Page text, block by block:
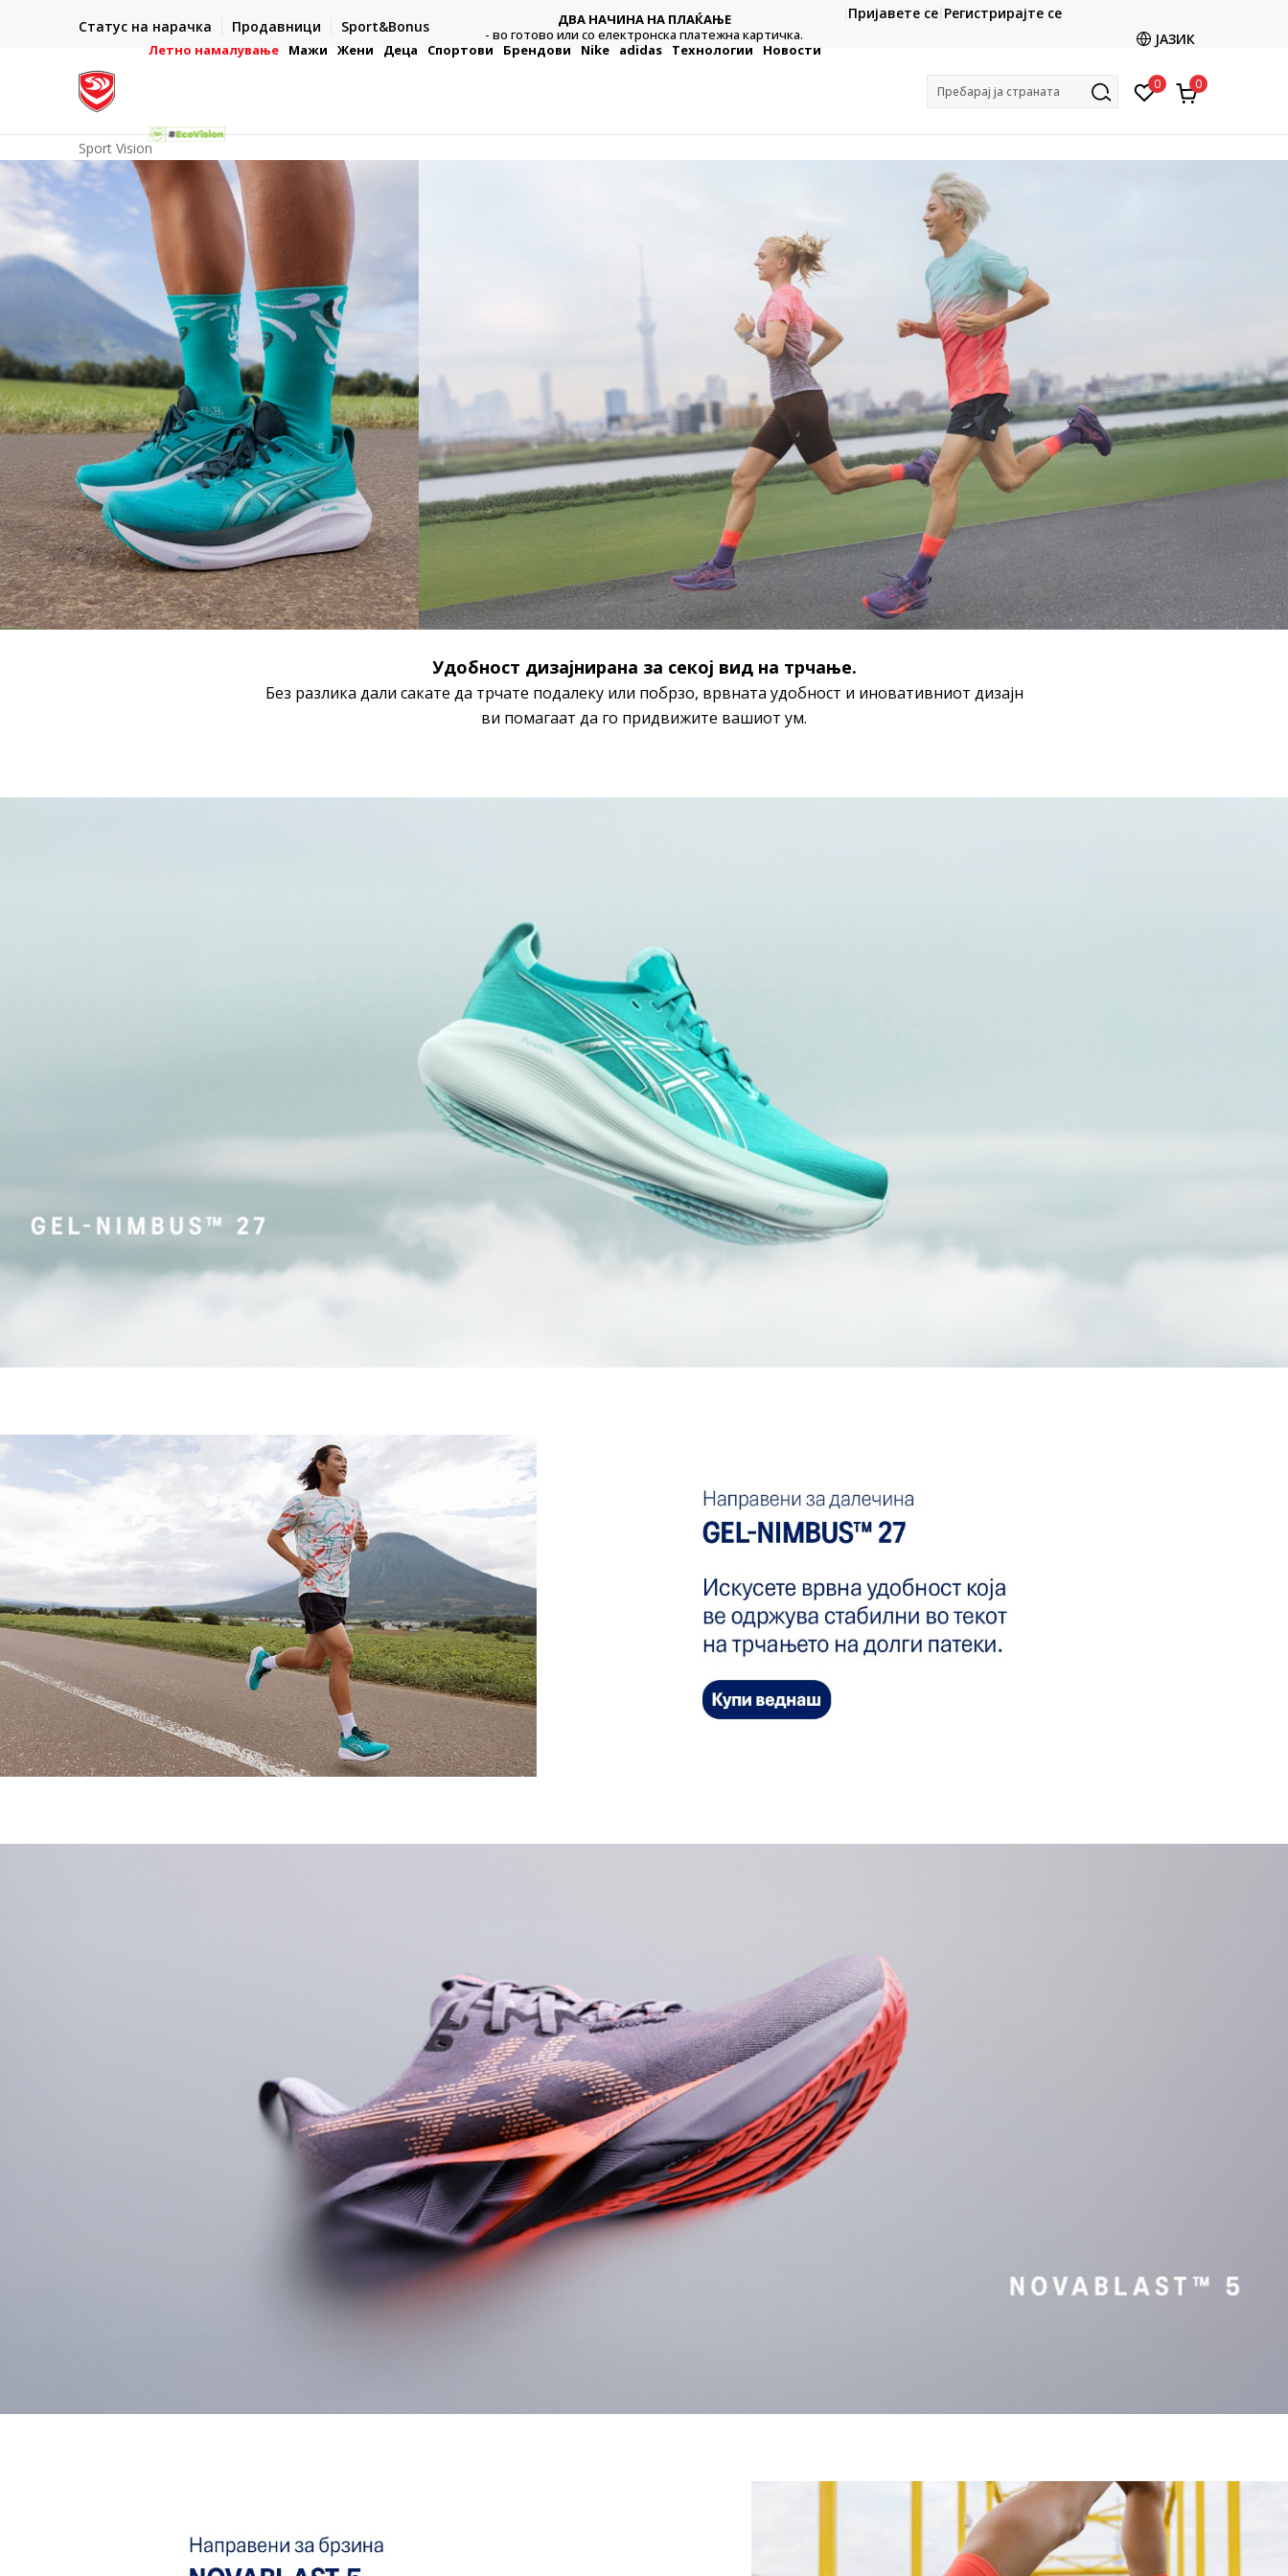
Статус на нарачка Продавници Sport&Bonus
во готово или со електронска платежна
ДВА НАЧИНА НА ПЛАЌАЊЕ
- во готово или со електронска платежна картичка.
CLICK & COLLECT
Платете со картичка online и подигнете во продавницата
по ваш избор
Пријавете се Регистрирајте се
ЈАЗИК
Летно намалување Мажи Жени Деца Спортови Брендови Nike adidas Технологии Новости
Пребарај ја страната 0 0
Sport Vision
Удобност дизајнирана за секој вид на трчање.
Без разлика дали сакате да трчате подалеку или побрзо, врвната удобност и иновативниот дизајн
ви помагаат да го придвижите вашиот ум.